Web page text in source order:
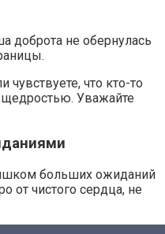
доброта не обернулась
чувствуете, что кто-то
щедростью. Уважайте
больших ожиданий
от чистого сердца, не